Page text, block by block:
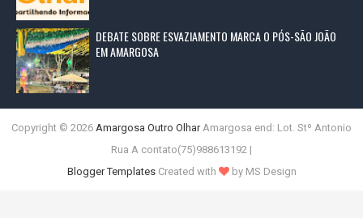
DEBATE SOBRE ESVAZIAMENTO MARCA O PÓS-SÃO JOÃO
EM AMARGOSA
Copyright © 2026 Amargosa Outro Olhar Amargosa end: Lot. Stº Antonio
Rua A contato(75)988613192 |
Blogger TemplatesCreated with by MS Design